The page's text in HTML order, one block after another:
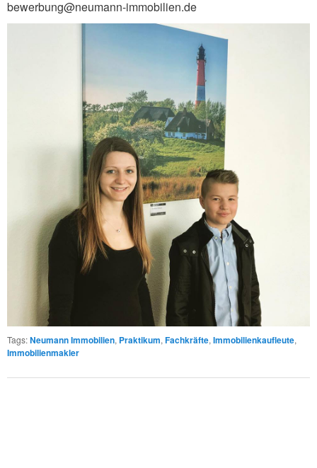
bewerbung@neumann-immobilien.de
Tags:Neumann Immobilien, Praktikum, Fachkräfte, Immobilienkaufleute,
Immobilienmakler